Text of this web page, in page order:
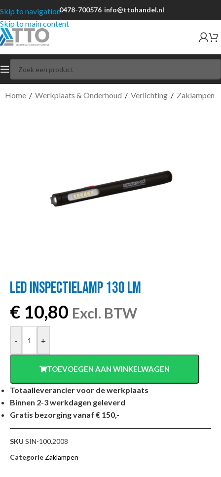
Skip to navigation
Skip to main content
0478-700576 info@ttohandel.nl
Home / Werkplaats & Onderhoud / Verlichting / Zaklampen
LED INSPECTIELAMP 130 LM
€ 10,80 Excl. BTW
- +
TOEVOEGEN AAN WINKELWAGEN
Totaalleverancier voor de werkplaats
Binnen 2-3 werkdagen geleverd
Gratis bezorging vanaf € 150,-
SKU SIN-100.2008
Categorie Zaklampen